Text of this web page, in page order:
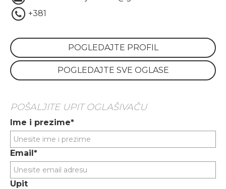
+381
POGLEDAJTE PROFIL
POGLEDAJTE SVE OGLASE
POŠALJITE UPIT OGLAŠIVAČU
Ime i prezime*
Email*
Upit